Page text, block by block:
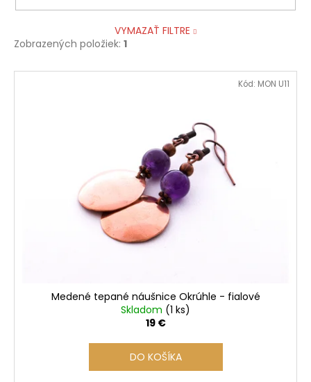
VYMAZAŤ FILTRE
Zobrazených položiek: 1
V
Medené tepané náušnice Okrúhle - fialové
Skladom (1 ks)
19 €
DO KOŠÍKA
Kód: MON U11